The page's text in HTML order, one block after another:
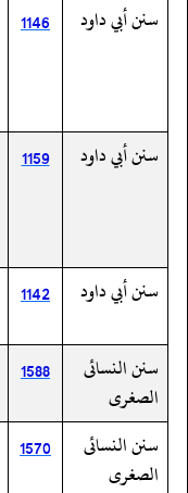
سنن أبي داود
1146
سنن أبي داود
1159
سنن أبي داود
1142
سنن النسائى
الصغرى
1588
سنن النسائى
الصغرى
1570